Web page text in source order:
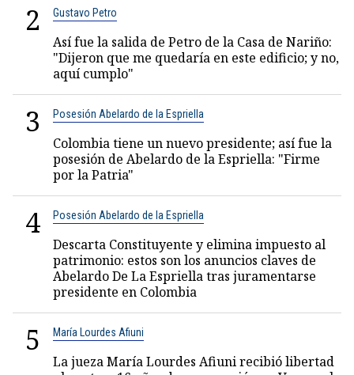
2 Gustavo Petro
Así fue la salida de Petro de la Casa de Nariño:
"Dijeron que me quedaría en este edificio; y no,
aquí cumplo"
3 Posesión Abelardo de la Espriella
Colombia tiene un nuevo presidente; así fue la
posesión de Abelardo de la Espriella: "Firme
por la Patria"
4 Posesión Abelardo de la Espriella
Descarta Constituyente y elimina impuesto al
patrimonio: estos son los anuncios claves de
Abelardo De La Espriella tras juramentarse
presidente en Colombia
5 María Lourdes Afiuni
La jueza María Lourdes Afiuni recibió libertad